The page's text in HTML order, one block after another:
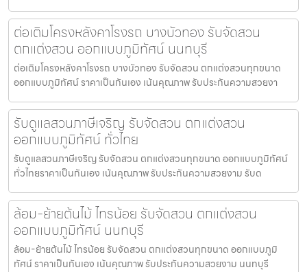
ต่อเติมโครงหลังคาโรงรถ บางบัวทอง รับจัดสวน
ตกแต่งสวน ออกแบบภูมิทัศน์ นนทบุรี
ต่อเติมโครงหลังคาโรงรถ บางบัวทอง รับจัดสวน ตกแต่งสวนทุกขนาด
ออกแบบภูมิทัศน์ ราคาเป็นกันเอง เน้นคุณภาพ รับประกันความสวยงา
รับดูแลสวนภาษีเจริญ รับจัดสวน ตกแต่งสวน
ออกแบบภูมิทัศน์ ทั่วไทย
รับดูแลสวนภาษีเจริญ รับจัดสวน ตกแต่งสวนทุกขนาด ออกแบบภูมิทัศน์
ทั่วไทยราคาเป็นกันเอง เน้นคุณภาพ รับประกันความสวยงาม รับด
ล้อม-ย้ายต้นไม้ ไทรน้อย รับจัดสวน ตกแต่งสวน
ออกแบบภูมิทัศน์ นนทบุรี
ล้อม-ย้ายต้นไม้ ไทรน้อย รับจัดสวน ตกแต่งสวนทุกขนาด ออกแบบภูมิ
ทัศน์ ราคาเป็นกันเอง เน้นคุณภาพ รับประกันความสวยงาม นนทบุรี